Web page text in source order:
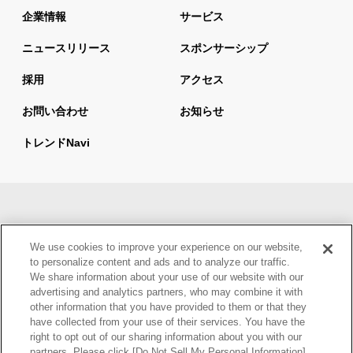
企業情報 サービス
ニュースリリース スポンサーシップ
採用 アクセス
お問い合わせ お知らせ
トレンドnavi
情報セキュリティ基本方針 個人情報保護方針
ウェブアクセシビリティ方針
We use cookies to improve your experience on our website,
to personalize content and ads and to analyze our traffic.
We share information about your use of our website with our
advertising and analytics partners, who may combine it with
other information that you have provided to them or that they
have collected from your use of their services. You have the
right to opt out of our sharing information about you with our